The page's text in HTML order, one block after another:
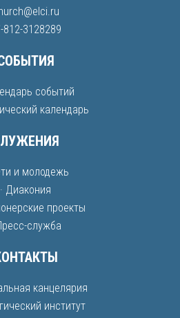
812-3128289
событий
календарь
и молодежь
· Диакония
проекты
служба
канцелярия
институт